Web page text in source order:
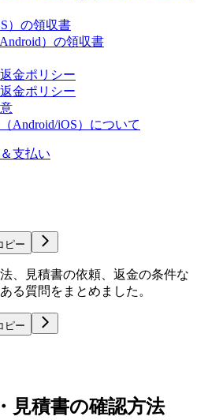
）の領収書
）の領収書
金ポリシー
金ポリシー
Android/iOS）について
支払い
ピー
、見積書の依頼、返金の条件な
る質問をまとめました。
ピー
見積書の確認方法